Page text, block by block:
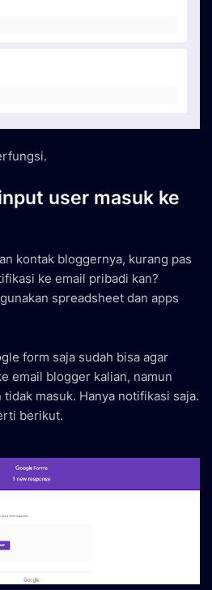
user masuk ke
kontak bloggernya, kurang pas
ke email pribadi kan?
spreadsheet dan apps
form saja sudah bisa agar
email blogger kalian, namun
masuk. Hanya notifikasi saja.
berikut.